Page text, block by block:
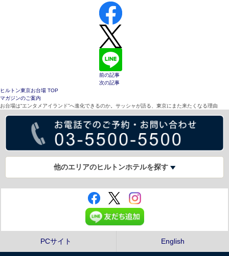
前の記事
次の記事
ヒルトン東京お台場 TOP
マガジンのご案内
お台場は“エンタメアイランド”へ進化できるのか。サッシャが語る、東京にまた来たくなる理由
他のエリアのヒルトンホテルを探す
PCサイト English